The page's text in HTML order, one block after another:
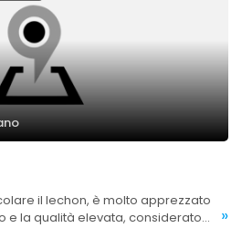
e la qualità elevata, considerato
»